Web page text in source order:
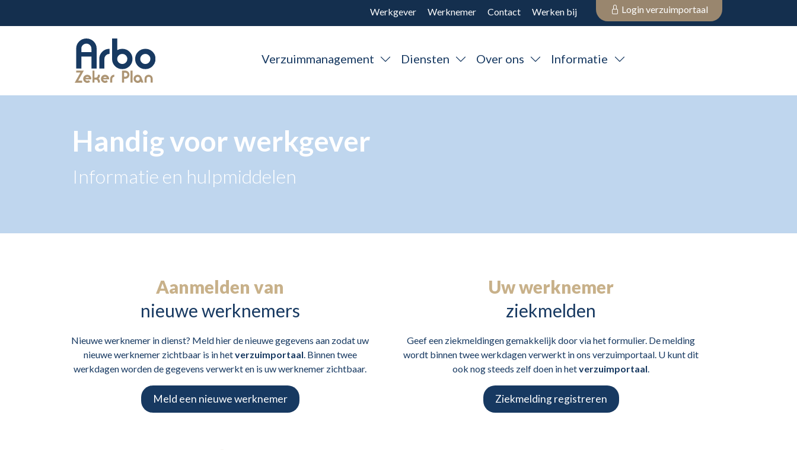
Login verzuimportaal
Werkgever Werknemer Contact Werken bij
Verzuimmanagement Diensten Over ons Informatie
Handig voor werkgever
Informatie en hulpmiddelen
Aanmelden van
nieuwe werknemers
Nieuwe werknemer in dienst? Meld hier de nieuwe gegevens aan zodat uw
nieuwe werknemer zichtbaar is in hetverzuimportaal. Binnen twee
werkdagen worden de gegevens verwerkt en is uw werknemer zichtbaar.
Meld een nieuwe werknemer
Uw werknemer
ziekmelden
Geef een ziekmeldingen gemakkelijk door via het formulier. De melding
wordt binnen twee werkdagen verwerkt in ons verzuimportaal. U kunt dit
ook nog steeds zelf doen in hetverzuimportaal.
Ziekmelding registreren